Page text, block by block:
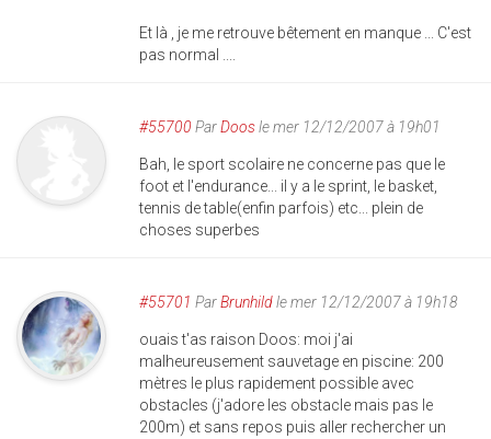
Et là , je me retrouve bêtement en manque ... C'est
pas normal ....
#55700 ParDoosle mer 12/12/2007 à 19h01
Bah, le sport scolaire ne concerne pas que le
foot et l'endurance... il y a le sprint, le basket,
tennis de table(enfin parfois) etc... plein de
choses superbes
#55701 ParBrunhildle mer 12/12/2007 à 19h18
ouais t'as raison Doos: moi j'ai
malheureusement sauvetage en piscine: 200
mètres le plus rapidement possible avec
obstacles (j'adore les obstacle mais pas le
200m) et sans repos puis aller rechercher un